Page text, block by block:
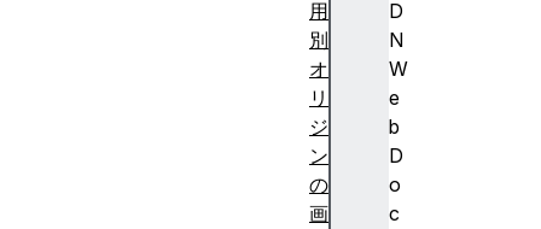
D
N
W
e
b
D
o
c
用
別
オ
リ
ジ
ン
の
画